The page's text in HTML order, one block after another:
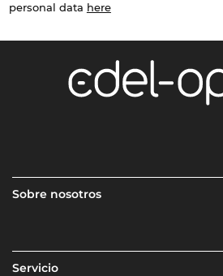
personal data here
Sobre nosotros
Servicio